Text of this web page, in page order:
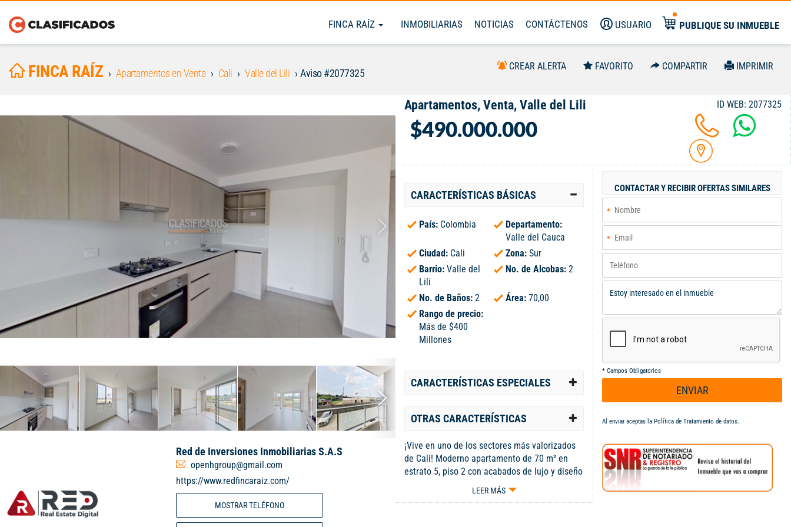
FINCA RAÍZ INMOBILIARIAS NOTICIAS CONTÁCTENOS USUARIO PUBLIQUE SU INMUEBLE
FINCA RAÍZ Apartamentos en Venta Cali Valle del Lili Aviso #2077325
CREAR ALERTA FAVORITO COMPARTIR IMPRIMIR
Red de Inversiones Inmobiliarias S.A.S
openhgroup@gmail.com
https://www.redfincaraiz.com/
MOSTRAR TELÉFONO
Apartamentos, Venta, Valle del Lili
$490.000.000
ID WEB: 2077325
CARACTERÍSTICAS BÁSICAS
País: Colombia
Departamento:
Valle del Cauca
Ciudad: Cali Zona: Sur
Barrio: Valle del
Lili
No. de Alcobas: 2
No. de Baños: 2 Área: 70,00
Rango de precio:
Más de $400
Millones
CARACTERÍSTICAS ESPECIALES
OTRAS CARACTERÍSTICAS
¡Vive en uno de los sectores más valorizados
de Cali! Moderno apartamento de 70 m² en
estrato 5, piso 2 con acabados de lujo y diseño
contemporáneo que maximiza cada espacio.
Distribuido en 2 habitaciones — alcoba
LEER MÁS
CONTACTAR Y RECIBIR OFERTAS SIMILARES
* Campos Obligatorios
ENVIAR
Al enviar aceptas la Política de Tratamiento de datos.